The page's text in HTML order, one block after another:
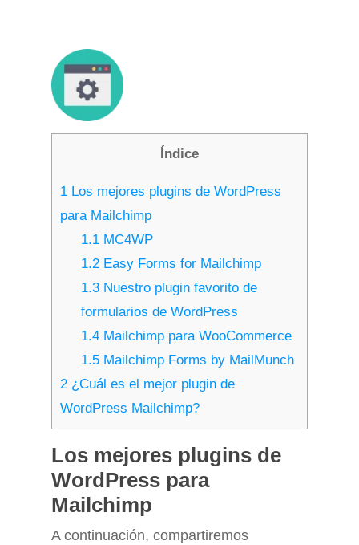
Índice
1 Los mejores plugins de WordPress
para Mailchimp
1.1MC4WP
1.2Easy Forms for Mailchimp
1.3Nuestro plugin favorito de
formularios de WordPress
1.4Mailchimp para WooCommerce
1.5Mailchimp Forms by MailMunch
2 ¿Cuál es el mejor plugin de
WordPress Mailchimp?
Los mejores plugins de
WordPress para
Mailchimp
A continuación, compartiremos